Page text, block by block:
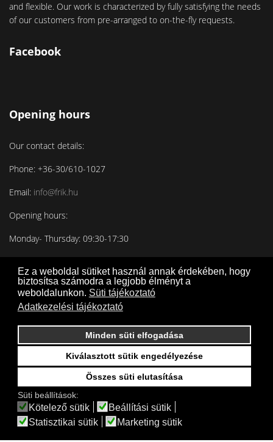
Ez a weboldal sütiket használ annak érdekében, hogy
biztosítsa számodra a legjobb élményt a
weboldalunkon. Süti tájékoztató
Adatkezelési tájékoztató
Összes süti elutasítása
Kiválasztott sütik engedélyezése
Minden süti elfogadása
Süti beállítások:
Kötelező sütik
Beállítási sütik
Statisztikai sütik
Marketing sütik
and flexible. Our work is characterized by fully satisfying the needs
of our customers from pre-arranged to on-the-fly requests.
Facebook
Opening hours
Our contact details:
Phone: +36-30/610-1027
Email: info@frik.hu
Opening hours:
Monday- Thursday: 09:30-17:30